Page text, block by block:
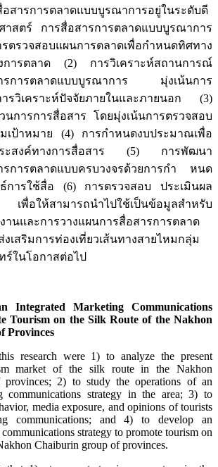
อสารการตลาดแบบบูรณาการอยู่ในระดับดี
สตร์ การสื่อสารการตลาดแบบบูรณาการ
ตรวจสอบแผนการตลาดเพื่อกำหนดทิศทาง
การตลาด (2) การวิเคราะห์สถานการณ์
ารการตลาดแบบบูรณาการ มุ่งเน้นการ
รวิเคราะห์ปัจจัยภายในและภายนอก (3)
นการการสื่อสาร โดยมุ่งเน้นการตรวจสอบ
เป้าหมาย (4) การกำหนดงบประมาณเพื่อ
ระสงค์ทางการสื่อสาร (5) การพัฒนา
รการตลาดแบบครบวงจรด้วยการกำ หนด
การใช้สื่อ (6) การตรวจสอบ ประเมินผล
อให้สามารถนำไปใช้เป็นข้อมูลสำหรับ
านและการวางแผนการสื่อสารการตลาด
เสริมการท่องเที่ยวเส้นทางสายไหมกลุ่ม
ร์ในโอกาสต่อไป
Integrated Marketing Communications
Tourism on the Silk Route of the Nakhon
Provinces
research were 1) to analyze the present
market of the silk route in the Nakhon
2) to study the operations of an
communications strategy in the area; 3) to
media exposure, and opinions of tourists
communications; and 4) to develop an
strategy to promote tourism on
Chaiburin group of provinces.